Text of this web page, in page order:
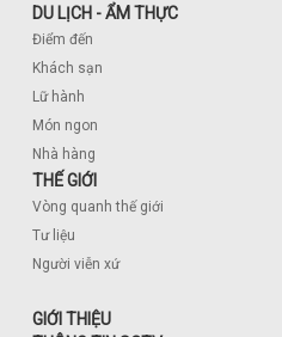
DU LỊCH - ẨM THỰC
Điểm đến
Khách sạn
Lữ hành
Món ngon
Nhà hàng
THẾ GIỚI
Vòng quanh thế giới
Tư liệu
Người viễn xứ
GIỚI THIỆU